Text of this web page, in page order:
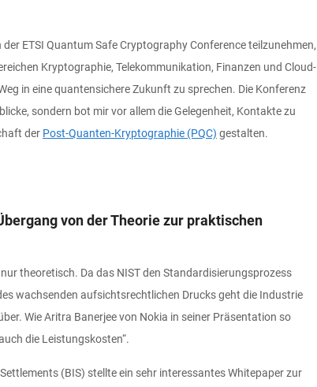
ETSI Quantum Safe Cryptography Conference teilzunehmen,
Kryptographie, Telekommunikation, Finanzen und Cloud-
in eine quantensichere Zukunft zu sprechen. Die Konferenz
sondern bot mir vor allem die Gelegenheit, Kontakte zu
der Post-Quanten-Kryptographie (PQC) gestalten.
von der Theorie zur praktischen
theoretisch. Da das NIST den Standardisierungsprozess
wachsenden aufsichtsrechtlichen Drucks geht die Industrie
Wie Aritra Banerjee von Nokia in seiner Präsentation so
die Leistungskosten“.
(BIS) stellte ein sehr interessantes Whitepaper zur